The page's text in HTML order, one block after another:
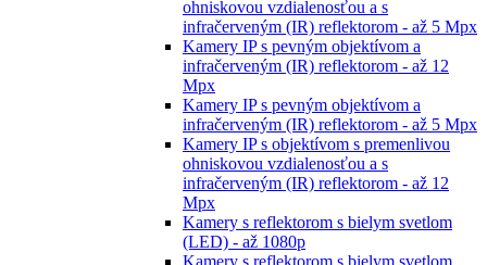
ohniskovou vzdialenosťou a s
infračerveným (IR) reflektorom - až 5 Mpx
Kamery IP s pevným objektívom a
infračerveným (IR) reflektorom - až 12
Mpx
Kamery IP s pevným objektívom a
infračerveným (IR) reflektorom - až 5 Mpx
Kamery IP s objektívom s premenlivou
ohniskovou vzdialenosťou a s
infračerveným (IR) reflektorom - až 12
Mpx
Kamery s reflektorom s bielym svetlom
(LED) - až 1080p